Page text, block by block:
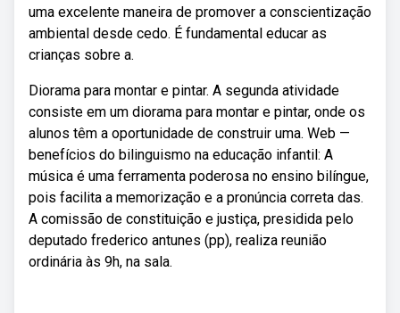
uma excelente maneira de promover a conscientização
ambiental desde cedo. É fundamental educar as
crianças sobre a.
Diorama para montar e pintar. A segunda atividade
consiste em um diorama para montar e pintar, onde os
alunos têm a oportunidade de construir uma. Web —
benefícios do bilinguismo na educação infantil: A
música é uma ferramenta poderosa no ensino bilíngue,
pois facilita a memorização e a pronúncia correta das.
A comissão de constituição e justiça, presidida pelo
deputado frederico antunes (pp), realiza reunião
ordinária às 9h, na sala.